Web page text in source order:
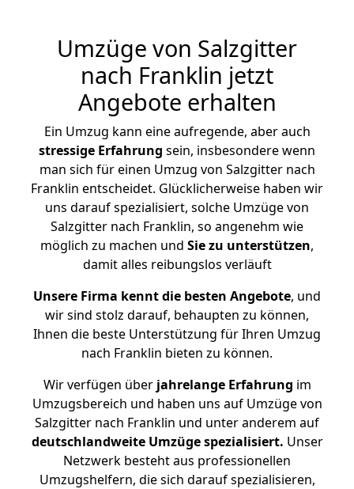
Umzüge von Salzgitter
nach Franklin jetzt
Angebote erhalten
Ein Umzug kann eine aufregende, aber auch
stressige Erfahrung sein, insbesondere wenn
man sich für einen Umzug von Salzgitter nach
Franklin entscheidet. Glücklicherweise haben wir
uns darauf spezialisiert, solche Umzüge von
Salzgitter nach Franklin, so angenehm wie
möglich zu machen und Sie zu unterstützen,
damit alles reibungslos verläuft
Unsere Firma kennt die besten Angebote, und
wir sind stolz darauf, behaupten zu können,
Ihnen die beste Unterstützung für Ihren Umzug
nach Franklin bieten zu können.
Wir verfügen überjahrelange Erfahrung im
Umzugsbereich und haben uns auf Umzüge von
Salzgitter nach Franklin und unter anderem auf
deutschlandweite Umzüge spezialisiert. Unser
Netzwerk besteht aus professionellen
Umzugshelfern, die sich darauf spezialisieren,